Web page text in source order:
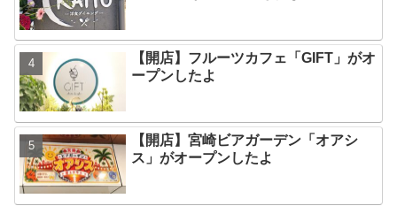
【開店】フルーツカフェ「GIFT」がオ
ープンしたよ
【開店】宮崎ビアガーデン「オアシ
ス」がオープンしたよ